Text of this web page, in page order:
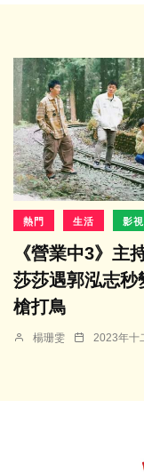
熱門 生活 影視
《營業中3》主
莎莎遇郭泓志
槍打鳥
楊珊雯 2023年十